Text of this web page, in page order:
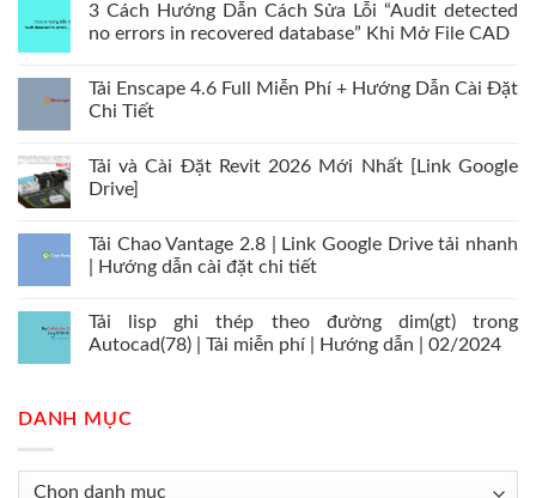
3 Cách Hướng Dẫn Cách Sửa Lỗi “Audit detected
no errors in recovered database” Khi Mở File CAD
Tải Enscape 4.6 Full Miễn Phí + Hướng Dẫn Cài Đặt
Chi Tiết
Tải và Cài Đặt Revit 2026 Mới Nhất [Link Google
Drive]
Tải Chao Vantage 2.8 | Link Google Drive tải nhanh
| Hướng dẫn cài đặt chi tiết
Tải lisp ghi thép theo đường dim(gt) trong
Autocad(78) | Tải miễn phí | Hướng dẫn | 02/2024
DANH MỤC
Danh